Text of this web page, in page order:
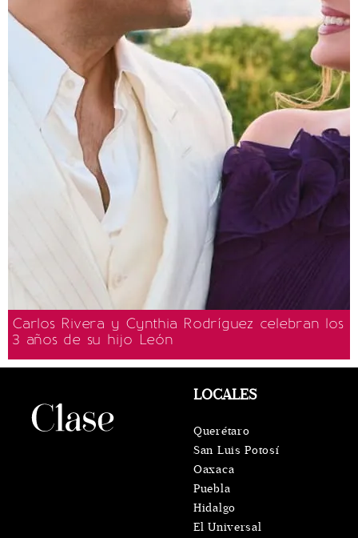
Carlos Rivera y Cynthia Rodríguez celebran los
3 años de su hijo León
LOCALES
Querétaro
San Luis Potosí
Oaxaca
Puebla
Hidalgo
El Universal